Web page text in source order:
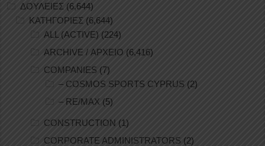
ΔΟΥΛΕΙΕΣ (6,644)
ΚΑΤΗΓΟΡΙΕΣ (6,644)
ALL (ACTIVE) (224)
ARCHIVE / ΑΡΧΕΙΟ (6,416)
COMPANIES (7)
– COSMOS SPORTS CYPRUS (2)
– RE/MAX (5)
CONSTRUCTION (1)
CORPORATE ADMINISTRATORS (2)